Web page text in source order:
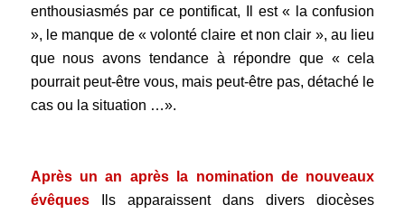
enthousiasmés par ce pontificat, Il est « la confusion
», le manque de « volonté claire et non clair », au lieu
que nous avons tendance à répondre que « cela
pourrait peut-être vous, mais peut-être pas, détaché le
cas ou la situation …».
Après un an après la nomination de nouveaux
évêquesIls apparaissent dans divers diocèses